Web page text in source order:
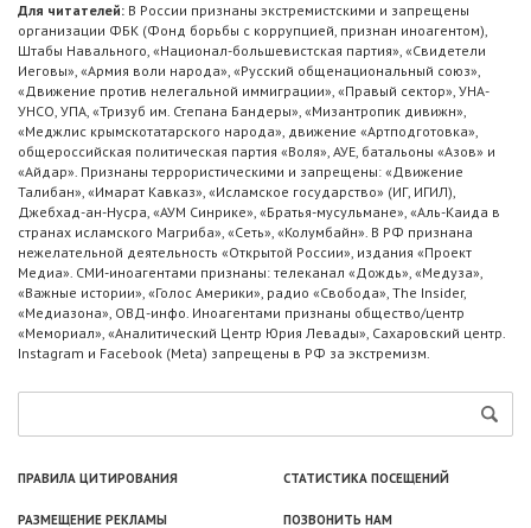
Для читателей: В России признаны экстремистскими и запрещены
организации ФБК (Фонд борьбы с коррупцией, признан иноагентом),
Штабы Навального, «Национал-большевистская партия», «Свидетели
Иеговы», «Армия воли народа», «Русский общенациональный союз»,
«Движение против нелегальной иммиграции», «Правый сектор», УНА-
УНСО, УПА, «Тризуб им. Степана Бандеры», «Мизантропик дивижн»,
«Меджлис крымскотатарского народа», движение «Артподготовка»,
общероссийская политическая партия «Воля», АУЕ, батальоны «Азов» и
«Айдар». Признаны террористическими и запрещены: «Движение
Талибан», «Имарат Кавказ», «Исламское государство» (ИГ, ИГИЛ),
Джебхад-ан-Нусра, «АУМ Синрике», «Братья-мусульмане», «Аль-Каида в
странах исламского Магриба», «Сеть», «Колумбайн». В РФ признана
нежелательной деятельность «Открытой России», издания «Проект
Медиа». СМИ-иноагентами признаны: телеканал «Дождь», «Медуза»,
«Важные истории», «Голос Америки», радио «Свобода», The Insider,
«Медиазона», ОВД-инфо. Иноагентами признаны общество/центр
«Мемориал», «Аналитический Центр Юрия Левады», Сахаровский центр.
Instagram и Facebook (Metа) запрещены в РФ за экстремизм.
ПРАВИЛА ЦИТИРОВАНИЯ СТАТИСТИКА ПОСЕЩЕНИЙ
РАЗМЕЩЕНИЕ РЕКЛАМЫ ПОЗВОНИТЬ НАМ